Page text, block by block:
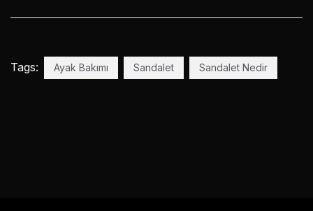
Tags: Ayak Bakımı Sandalet Sandalet Nedir